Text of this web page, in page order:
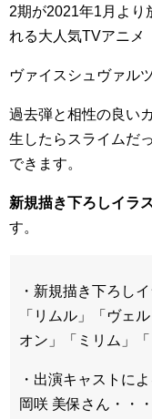
2期が2021年1月より
れる大人気TVアニメ
ヴァイスシュヴァル
過去弾と相性の良い
生したらスライムだ
できます。
新規描き下ろしイラ
す。
・新規描き下ろし
「リムル」「ヴェ
オン」「ミリム」「
・出演キャストに
岡咲 美保さん・・